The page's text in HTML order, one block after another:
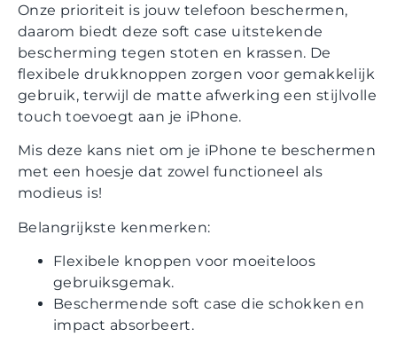
Onze prioriteit is jouw telefoon beschermen,
daarom biedt deze soft case uitstekende
bescherming tegen stoten en krassen. De
flexibele drukknoppen zorgen voor gemakkelijk
gebruik, terwijl de matte afwerking een stijlvolle
touch toevoegt aan je iPhone.
Mis deze kans niet om je iPhone te beschermen
met een hoesje dat zowel functioneel als
modieus is!
Belangrijkste kenmerken:
Flexibele knoppen voor moeiteloos
gebruiksgemak.
Beschermende soft case die schokken en
impact absorbeert.